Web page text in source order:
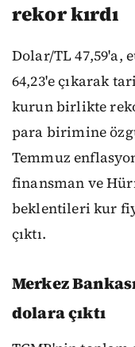
rekor kırdı
Dolar/TL 47,59'a,
64,23'e çıkarak
kurun birlikte
para birimine
Temmuz
finansman ve
beklentileri kur
çıktı.
Merkez
dolara çıktı